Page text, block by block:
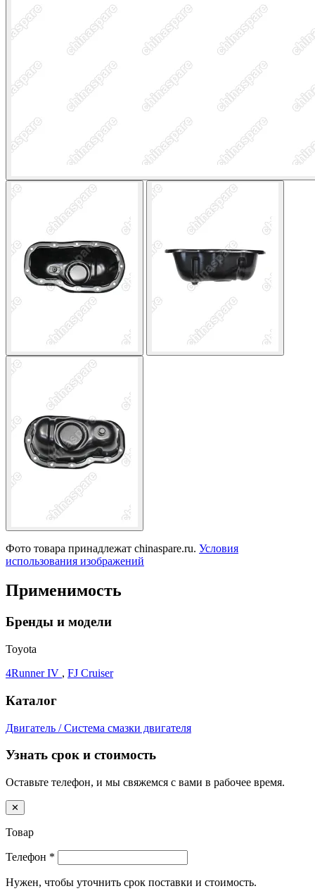
Фото товара принадлежат chinaspare.ru. Условия
использования изображений
Применимость
Бренды и модели
Toyota
4Runner IV , FJ Cruiser
Каталог
Двигатель / Система смазки двигателя
Узнать срок и стоимость
Оставьте телефон, и мы свяжемся с вами в рабочее время.
✕
Товар
Телефон *
Нужен, чтобы уточнить срок поставки и стоимость.